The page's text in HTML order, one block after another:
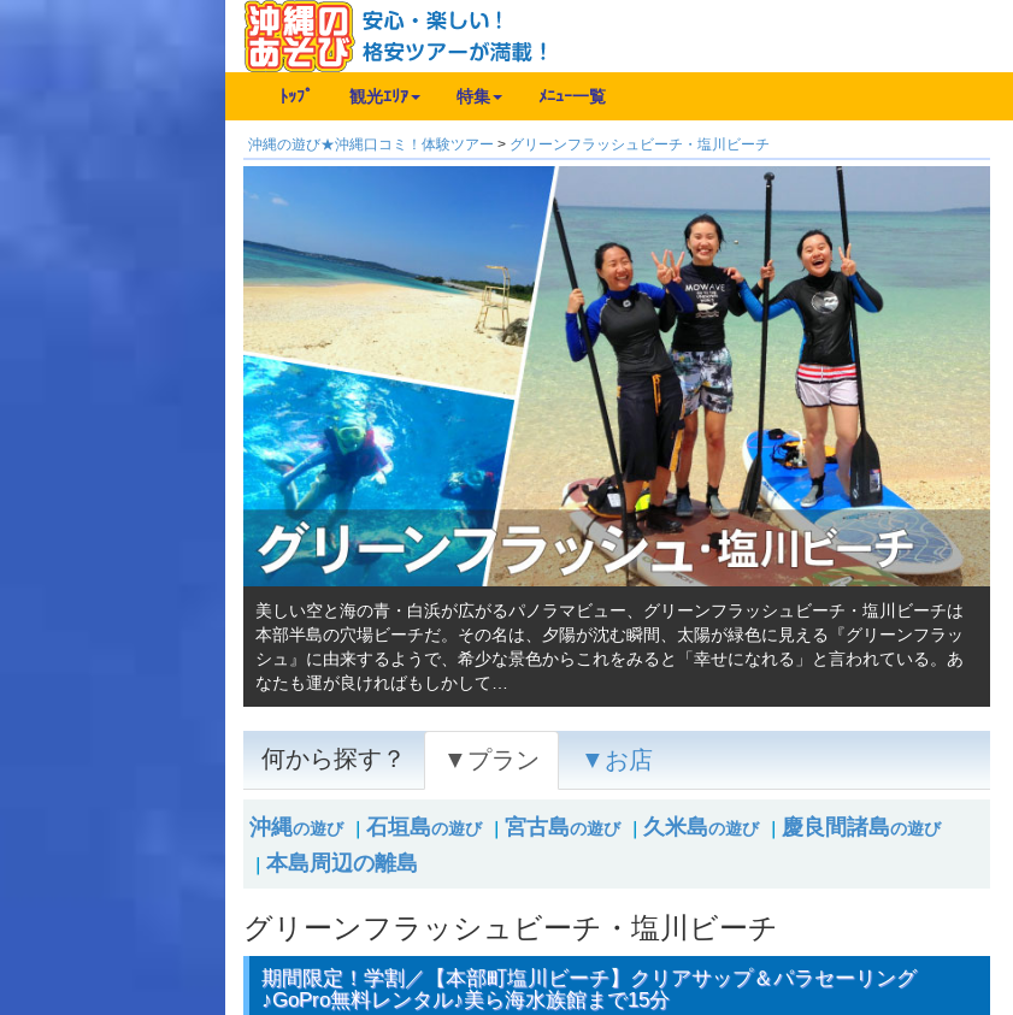
ﾄｯﾌﾟ 観光ｴﾘｱ 特集 ﾒﾆｭｰ一覧
沖縄の遊び★沖縄口コミ！体験ツアー > グリーンフラッシュビーチ・塩川ビーチ
美しい空と海の青・白浜が広がるパノラマビュー、グリーンフラッシュビーチ・塩川ビーチは
本部半島の穴場ビーチだ。その名は、夕陽が沈む瞬間、太陽が緑色に見える『グリーンフラッ
シュ』に由来するようで、希少な景色からこれをみると「幸せになれる」と言われている。あ
なたも運が良ければもしかして…
何から探す？ ▼プラン ▼お店
沖縄の遊び 石垣島の遊び 宮古島の遊び 久米島の遊び 慶良間諸島の遊び
本島周辺の離島
グリーンフラッシュビーチ・塩川ビーチ
期間限定！学割／【本部町塩川ビーチ】クリアサップ＆パラセーリング
♪GoPro無料レンタル♪美ら海水族館まで15分